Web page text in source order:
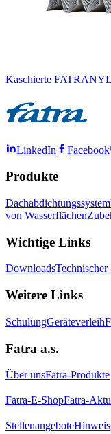
Kaschierte
LinkedIn Facebook
Produkte
Dachabdichtungssystem
von Wasserflächen
Wichtige Links
DownloadsTechnischer
Weitere Links
SchulungGeräteverleih
Fatra a.s.
Über unsFatra-Produkte
Fatra-E-ShopFatra-
Stellenangebote